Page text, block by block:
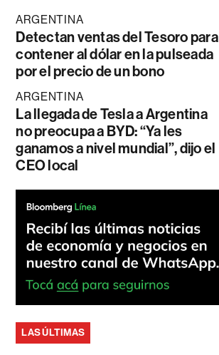
ARGENTINA
Detectan ventas del Tesoro para
contener al dólar en la pulseada
por el precio de un bono
ARGENTINA
La llegada de Tesla a Argentina
no preocupa a BYD: “Ya les
ganamos a nivel mundial”, dijo el
CEO local
LAS ÚLTIMAS